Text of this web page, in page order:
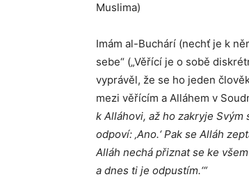
Muslima)
Imám al-Buchárí (nechť je k
sebe“ („Věřící je o sobě
vyprávěl, že se ho jeden
mezi věřícím a Alláhem v
k Alláhovi, až ho zakryje Svým
odpoví: ‚Ano.‘ Pak se Alláh
Alláh nechá přiznat se ke
a dnes ti je odpustím.‘“